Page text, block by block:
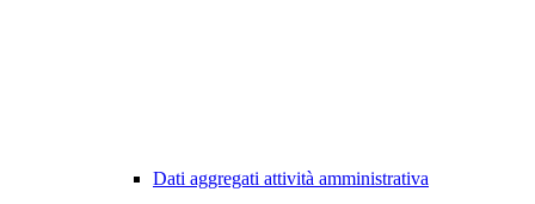
Dati aggregati attività amministrativa